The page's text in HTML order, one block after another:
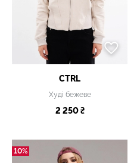
CTRL
Худі бежеве
2 250 ₴
10%